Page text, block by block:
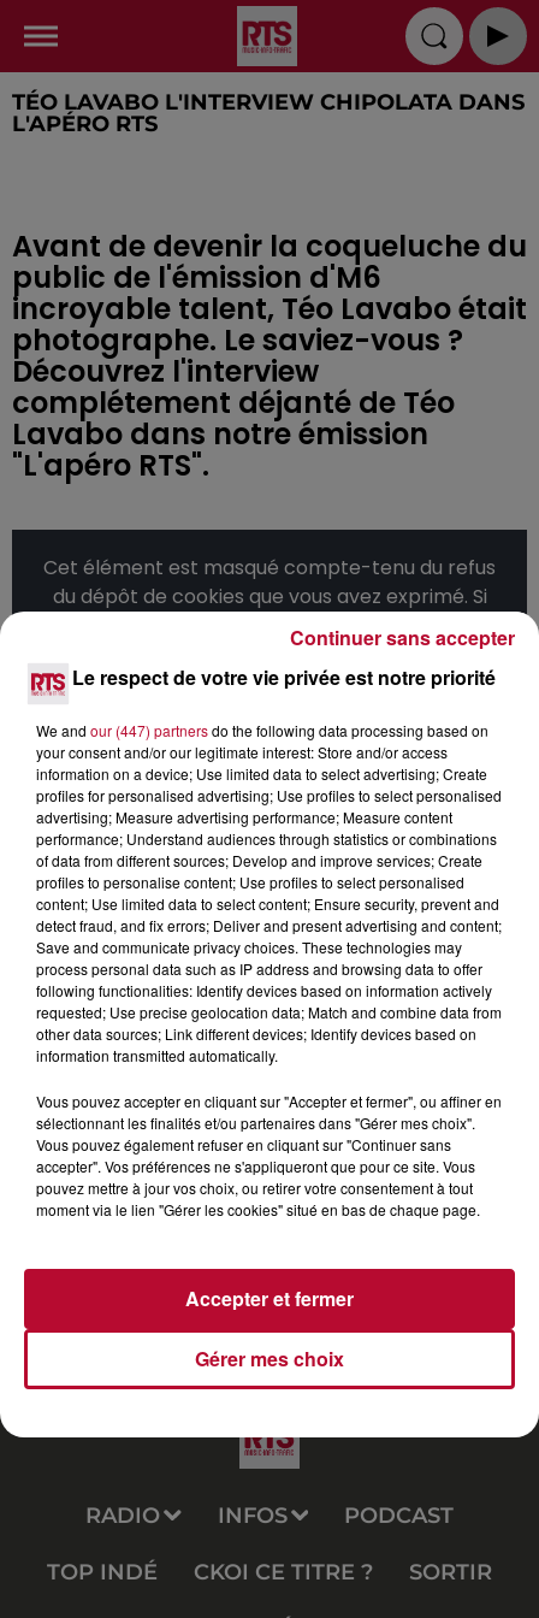
TÉO LAVABO L'INTERVIEW CHIPOLATA DANS
L'APÉRO RTS
Avant de devenir la coqueluche du
public de l'émission d'M6
incroyable talent, Téo Lavabo était
photographe. Le saviez-vous ?
Découvrez l'interview
complétement déjanté de Téo
Lavabo dans notre émission
"L'apéro RTS".
Cet élément est masqué compte-tenu du refus
du dépôt de cookies que vous avez exprimé. Si
vous souhaitez l'afficher, merci de nous donner
votre accord en cliquant sur le bouton ci-
dessous.
Afficher l'élément
RADIO INFOS PODCAST
TOP INDÉ CKOI CE TITRE ? SORTIR
Le respect de votre vie privée est notre priorité
We and our (447) partnersdo the following data processing based on
your consent and/or our legitimate interest: Store and/or access
information on a device; Use limited data to select advertising; Create
profiles for personalised advertising; Use profiles to select personalised
advertising; Measure advertising performance; Measure content
performance; Understand audiences through statistics or combinations
of data from different sources; Develop and improve services; Create
profiles to personalise content; Use profiles to select personalised
content; Use limited data to select content; Ensure security, prevent and
detect fraud, and fix errors; Deliver and present advertising and content;
Save and communicate privacy choices. These technologies may
process personal data such as IP address and browsing data to offer
following functionalities: Identify devices based on information actively
requested; Use precise geolocation data; Match and combine data from
other data sources; Link different devices; Identify devices based on
information transmitted automatically.
Vous pouvez accepter en cliquant sur "Accepter et fermer", ou affiner en
sélectionnant les finalités et/ou partenaires dans "Gérer mes choix".
Vous pouvez également refuser en cliquant sur "Continuer sans
accepter". Vos préférences ne s'appliqueront que pour ce site. Vous
pouvez mettre à jour vos choix, ou retirer votre consentement à tout
moment via le lien "Gérer les cookies" situé en bas de chaque page.
Gérer mes choix
Accepter et fermer
Continuer sans accepter